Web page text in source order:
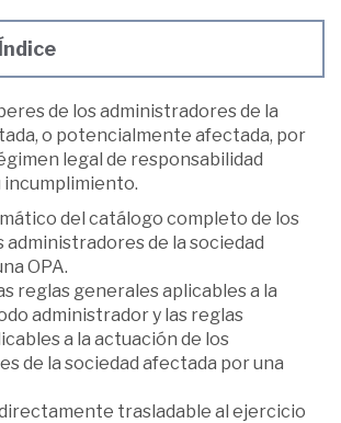
Índice
de los administradores de la
o potencialmente afectada, por
legal de responsabilidad
incumplimiento.
del catálogo completo de los
administradores de la sociedad
OPA.
reglas generales aplicables a la
administrador y las reglas
a la actuación de los
de la sociedad afectada por una
trasladable al ejercicio